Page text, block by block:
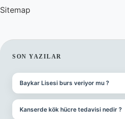
Sitemap
SIDEBAR
SON YAZILAR
Baykar Lisesi burs veriyor mu ?
Kanserde kök hücre tedavisi nedir ?